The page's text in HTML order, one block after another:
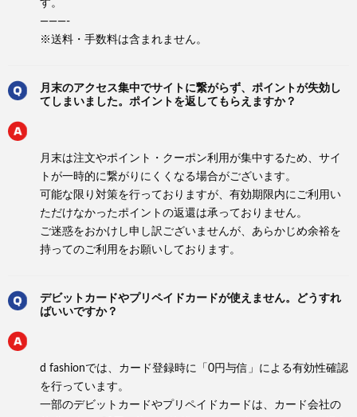
す。
———-
※送料・手数料は含まれません。
月末のアクセス集中でサイトに繋がらず、ポイントが失効し
てしまいました。ポイントを返してもらえますか？
月末は注文やポイント・クーポン利用が集中するため、サイ
トが一時的に繋がりにくくなる場合がございます。
可能な限り対策を行っておりますが、有効期限内にご利用い
ただけなかったポイントの返還は承っておりません。
ご迷惑をおかけし申し訳ございませんが、あらかじめ余裕を
持ってのご利用をお願いしております。
デビットカードやプリペイドカードが使えません。どうすれ
ばいいですか？
d fashionでは、カード登録時に「0円与信」による有効性確認
を行っています。
一部のデビットカードやプリペイドカードは、カード会社の